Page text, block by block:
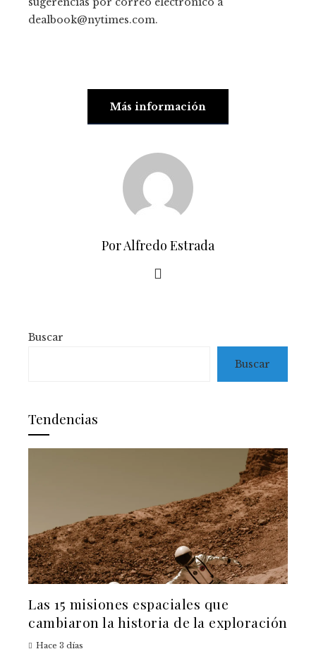
dealbook@nytimes.com.
Más información
Por Alfredo Estrada
Buscar
Buscar
Tendencias
Las 15 misiones espaciales que
cambiaron la historia de la exploración
Hace 3 días